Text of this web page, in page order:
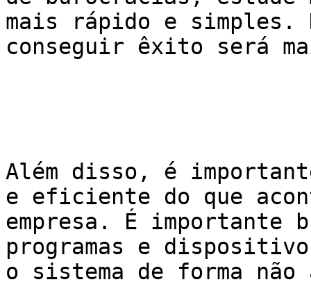
mais rápido e simples.
conseguir êxito será
Além disso, é
e eficiente do que
empresa. É
programas e
o sistema de forma